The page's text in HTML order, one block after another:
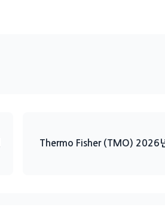
Thermo Fisher (TMO) 2026